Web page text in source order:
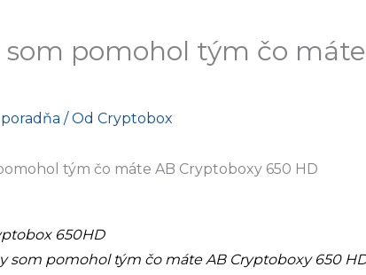
som pomohol tým čo
poradňa / Od Cryptobox
tým čo máte AB Cryptoboxy 650 HD
650HD
som pomohol tým čo máte AB Cryptoboxy 650